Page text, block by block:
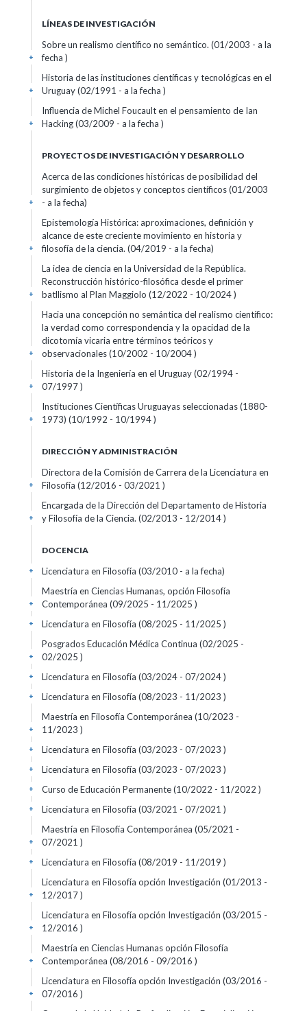
LÍNEAS DE INVESTIGACIÓN
Sobre un realismo científico no semántico. (01/2003 - a la
fecha )
+
Historia de las instituciones científicas y tecnológicas en el
Uruguay (02/1991 - a la fecha )
+
Influencia de Michel Foucault en el pensamiento de Ian
Hacking (03/2009 - a la fecha )
+
PROYECTOS DE INVESTIGACIÓN Y DESARROLLO
Acerca de las condiciones históricas de posibilidad del
surgimiento de objetos y conceptos científicos (01/2003
- a la fecha)
+
Epistemología Histórica: aproximaciones, definición y
alcance de este creciente movimiento en historia y
filosofía de la ciencia. (04/2019 - a la fecha)
+
La idea de ciencia en la Universidad de la República.
Reconstrucción histórico-filosófica desde el primer
batllismo al Plan Maggiolo (12/2022 - 10/2024 )
+
Hacia una concepción no semántica del realismo científico:
la verdad como correspondencia y la opacidad de la
dicotomía vicaria entre términos teóricos y
observacionales (10/2002 - 10/2004 )
+
Historia de la Ingeniería en el Uruguay (02/1994 -
07/1997 )
+
Instituciones Científicas Uruguayas seleccionadas (1880-
1973) (10/1992 - 10/1994 )
+
DIRECCIÓN Y ADMINISTRACIÓN
Directora de la Comisión de Carrera de la Licenciatura en
Filosofía (12/2016 - 03/2021 )
+
Encargada de la Dirección del Departamento de Historia
y Filosofía de la Ciencia. (02/2013 - 12/2014 )
+
DOCENCIA
Licenciatura en Filosofía (03/2010 - a la fecha)
+
Maestría en Ciencias Humanas, opción Filosofía
Contemporánea (09/2025 - 11/2025 )
+
Licenciatura en Filosofía (08/2025 - 11/2025 )
+
Posgrados Educación Médica Continua (02/2025 -
02/2025 )
+
Licenciatura en Filosofía (03/2024 - 07/2024 )
+
Licenciatura en Filosofía (08/2023 - 11/2023 )
+
Maestría en Filosofía Contemporánea (10/2023 -
11/2023 )
+
Licenciatura en Filosofía (03/2023 - 07/2023 )
+
Licenciatura en Filosofía (03/2023 - 07/2023 )
+
Curso de Educación Permanente (10/2022 - 11/2022 )
+
Licenciatura en Filosofía (03/2021 - 07/2021 )
+
Maestría en Filosofía Contemporánea (05/2021 -
07/2021 )
+
Licenciatura en Filosofía (08/2019 - 11/2019 )
+
Licenciatura en Filosofía opción Investigación (01/2013 -
12/2017 )
+
Licenciatura en Filosofía opción Investigación (03/2015 -
12/2016 )
+
Maestría en Ciencias Humanas opción Filosofía
Contemporánea (08/2016 - 09/2016 )
+
Licenciatura en Filosofía opción Investigación (03/2016 -
07/2016 )
+